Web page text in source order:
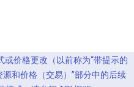
或价格更改（以前称为“带提示的
和价格（交易）”部分中的后续